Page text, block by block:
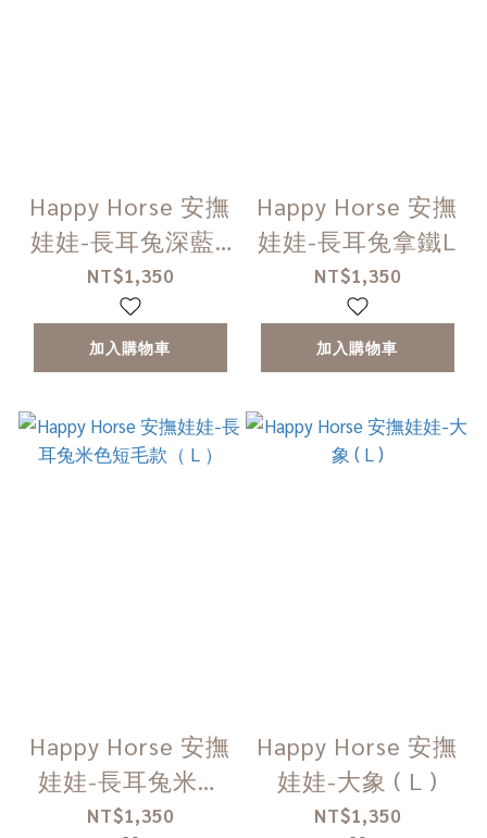
Happy Horse 安撫
娃娃-長耳兔深藍 (
L )
NT$1,350
加入購物車
Happy Horse 安撫
娃娃-長耳兔拿鐵L
NT$1,350
加入購物車
Happy Horse 安撫
娃娃-長耳兔米色
短毛款（ L ）
NT$1,350
Happy Horse 安撫
娃娃-大象 ( L )
NT$1,350